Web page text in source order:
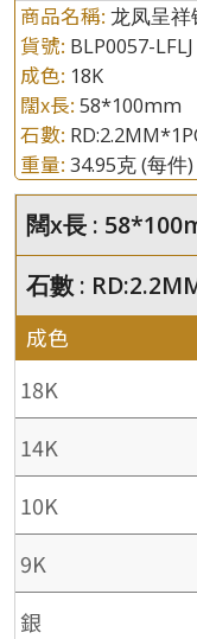
商品名稱: 龙凤呈
貨號: BLP0057-LFLJ
成色: 18K
闊x長: 58*100mm
石數:
重量: 34.95克(每件)
闊x長 :
石數 :
成色
18K
14K
10K
9K
銀